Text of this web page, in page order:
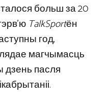
больш за 20
TalkSportён
год,
магчымасць
дзень пасля